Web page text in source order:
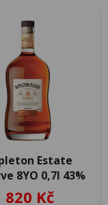
Estate
8YO 0,7l 43%
820 Kč